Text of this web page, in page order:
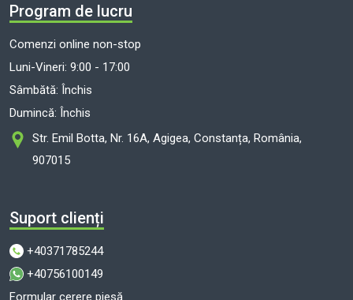
Program de lucru
Comenzi online non-stop
Luni-Vineri: 9:00 - 17:00
Sâmbătă: Închis
Dumincă: Închis
Str. Emil Botta, Nr. 16A, Agigea, Constanța, România,
907015
Suport clienți
+40371785244
+40756100149
Formular cerere piesă